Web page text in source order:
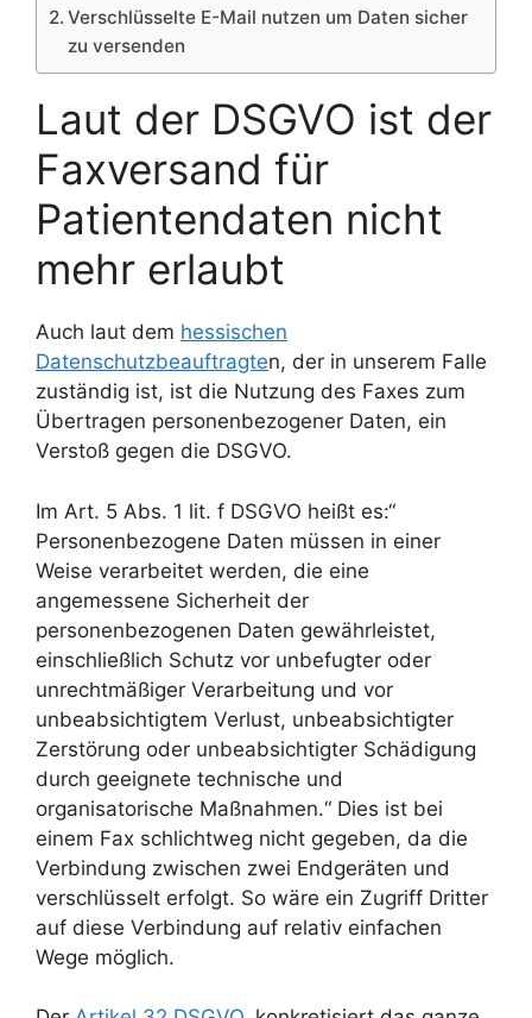
Verschlüsselte E-Mail nutzen um Daten sicher
zu versenden
Laut der DSGVO ist der
Faxversand für
Patientendaten nicht
mehr erlaubt
Auch laut dem hessischen
Datenschutzbeauftragten, der in unserem Falle
zuständig ist, ist die Nutzung des Faxes zum
Übertragen personenbezogener Daten, ein
Verstoß gegen die DSGVO.
Im Art. 5 Abs. 1 lit. f DSGVO heißt es:“
Personenbezogene Daten müssen in einer
Weise verarbeitet werden, die eine
angemessene Sicherheit der
personenbezogenen Daten gewährleistet,
einschließlich Schutz vor unbefugter oder
unrechtmäßiger Verarbeitung und vor
unbeabsichtigtem Verlust, unbeabsichtigter
Zerstörung oder unbeabsichtigter Schädigung
durch geeignete technische und
organisatorische Maßnahmen.“ Dies ist bei
einem Fax schlichtweg nicht gegeben, da die
Verbindung zwischen zwei Endgeräten und
verschlüsselt erfolgt. So wäre ein Zugriff Dritter
auf diese Verbindung auf relativ einfachen
Wege möglich.